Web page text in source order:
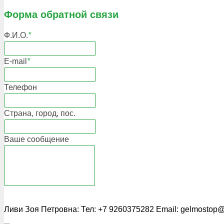
Форма обратной связи
Ф.И.О.*
E-mail *
Телефон
Страна, город, пос.
Ваше сообщение
Ливи Зоя Петровна: Тел: +7 9260375282 Email: